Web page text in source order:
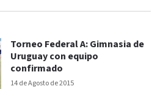
14 de Agosto de 2015
Torneo Federal A: Gimnasia de
Uruguay con equipo
confirmado